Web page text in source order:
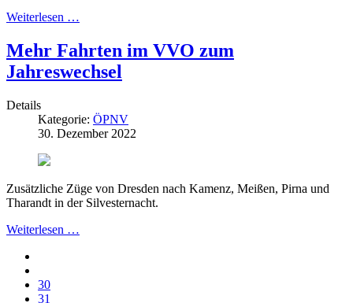
Weiterlesen …
Mehr Fahrten im VVO zum
Jahreswechsel
Details
Kategorie: ÖPNV
30. Dezember 2022
Zusätzliche Züge von Dresden nach Kamenz, Meißen, Pirna und
Tharandt in der Silvesternacht.
Weiterlesen …
30
31